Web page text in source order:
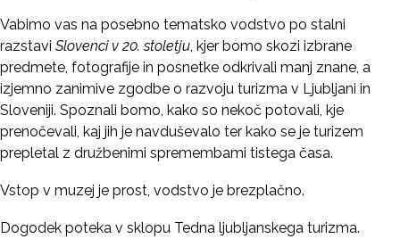
Vabimo vas na posebno tematsko vodstvo po stalni
razstavi Slovenci v 20. stoletju, kjer bomo skozi izbrane
predmete, fotografije in posnetke odkrivali manj znane, a
izjemno zanimive zgodbe o razvoju turizma v Ljubljani in
Sloveniji. Spoznali bomo, kako so nekoč potovali, kje
prenočevali, kaj jih je navduševalo ter kako se je turizem
prepletal z družbenimi spremembami tistega časa.
Vstop v muzej je prost, vodstvo je brezplačno.
Dogodek poteka v sklopu Tedna ljubljanskega turizma.